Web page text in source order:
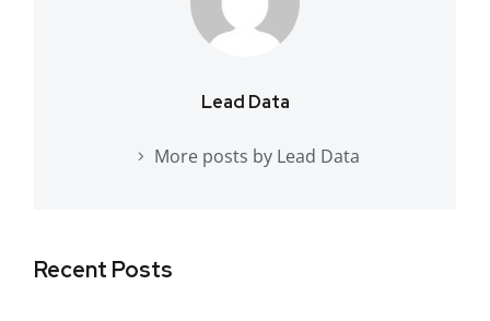
Lead Data
More posts by Lead Data
Recent Posts